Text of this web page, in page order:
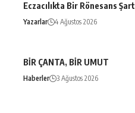
Eczacılıkta Bir Rönesans Şart
Yazarlar 4 Ağustos 2026
BİR ÇANTA, BİR UMUT
Haberler 3 Ağustos 2026